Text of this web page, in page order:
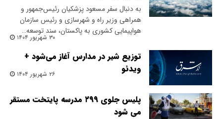
به دنبال سفر مسعود پزشکیان رئیس‌جمهور و
همراهی وزیر راه و شهرسازی و رئیس سازمان
هواپیمایی کشوری به پاکستان، سند توسعه…
۳۰ شهریور ۱۴۰۴
توزیع شیر در مدارس آغاز می‌شود +
ویدئو
۲۶ شهریور ۱۴۰۴
پلیس جلوی ۲۹۹ مدرسه پایتخت مستقر
می شود